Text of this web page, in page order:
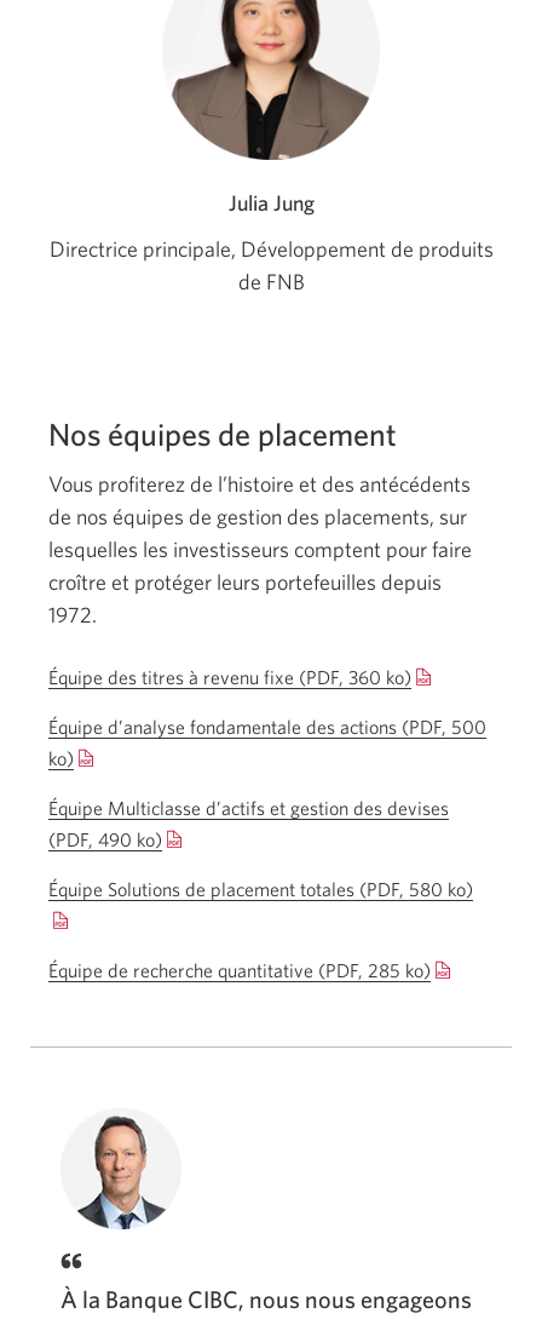
Julia Jung
Directrice principale, Développement de produits
de FNB
Nos équipes de placement
Vous profiterez de l’histoire et des antécédents
de nos équipes de gestion des placements, sur
lesquelles les investisseurs comptent pour faire
croître et protéger leurs portefeuilles depuis
1972.
Équipe des titres à revenu fixe (PDF, 360 ko) Une
fenêtre
Équipe d’analyse fondamentale des actions (PDF, 500
ko) Une
fenêtre
s’affichera.
Équipe Multiclasse d’actifs et gestion des devises
(PDF, 490 ko) Une
fenêtre
Équipe Solutions de placement totales (PDF, 580 ko)
Équipe de recherche quantitative (PDF, 285 ko) Une
À la Banque CIBC, nous nous engageons